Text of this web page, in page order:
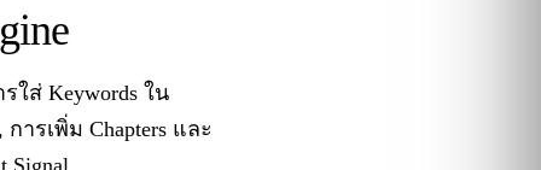
ใส่ Keywords ใน
ารเพิ่ม Chapters และ